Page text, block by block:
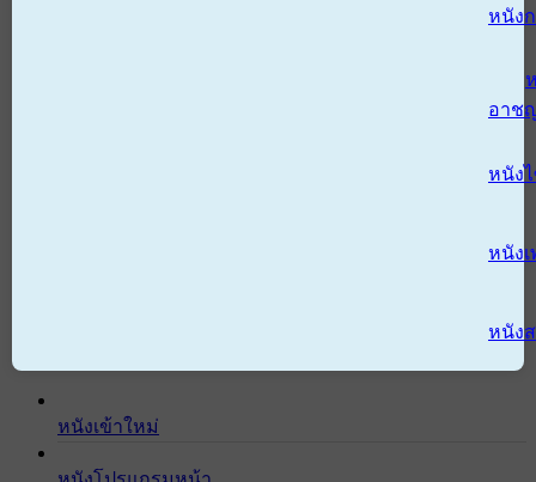
หนัง
อาช
หนัง
หนังเ
หนัง
หนังเข้าใหม่